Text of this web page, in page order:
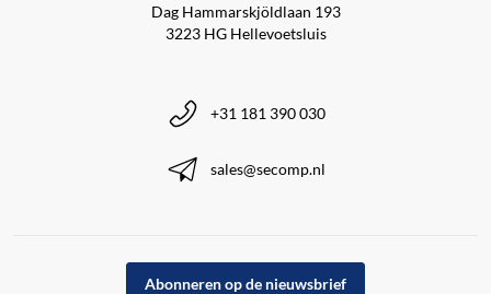
Dag Hammarskjöldlaan 193
3223 HG Hellevoetsluis
+31 181 390 030
sales@secomp.nl
Abonneren op de nieuwsbrief